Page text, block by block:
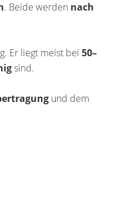
. Beide werden nach
Er liegt meist bei 50–
sind.
und dem